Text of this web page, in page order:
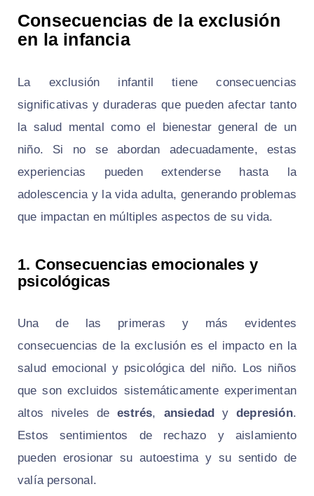
Consecuencias de la exclusión
en la infancia
La exclusión infantil tiene consecuencias
significativas y duraderas que pueden afectar tanto
la salud mental como el bienestar general de un
niño. Si no se abordan adecuadamente, estas
experiencias pueden extenderse hasta la
adolescencia y la vida adulta, generando problemas
que impactan en múltiples aspectos de su vida.
1. Consecuencias emocionales y
psicológicas
Una de las primeras y más evidentes
consecuencias de la exclusión es el impacto en la
salud emocional y psicológica del niño. Los niños
que son excluidos sistemáticamente experimentan
altos niveles deestrés, ansiedad y depresión.
Estos sentimientos de rechazo y aislamiento
pueden erosionar su autoestima y su sentido de
valía personal.